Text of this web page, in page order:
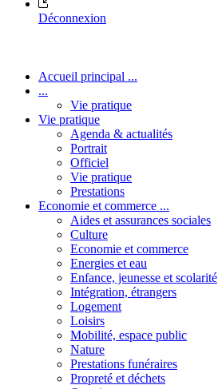
Déconnexion
Accueil principal ...
...
Vie pratique
Vie pratique
Agenda & actualités
Portrait
Officiel
Vie pratique
Prestations
Economie et commerce ...
Aides et assurances sociales
Culture
Economie et commerce
Energies et eau
Enfance, jeunesse et scolarité
Intégration, étrangers
Logement
Loisirs
Mobilité, espace public
Nature
Prestations funéraires
Propreté et déchets